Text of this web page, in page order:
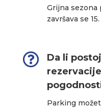
Grijna sezona
završava se

Da li
Parking